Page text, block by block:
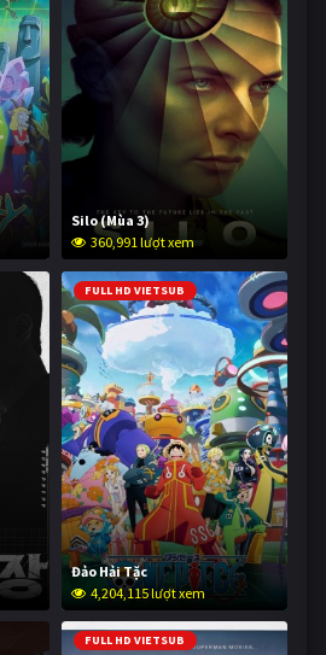
Silo (Mùa 3)
360,991 lượt xem
FULL HD VIETSUB
Đảo Hải Tặc
4,204,115 lượt xem
FULL HD VIETSUB